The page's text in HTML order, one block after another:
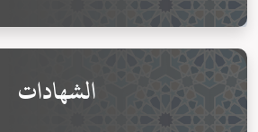
الشهادات